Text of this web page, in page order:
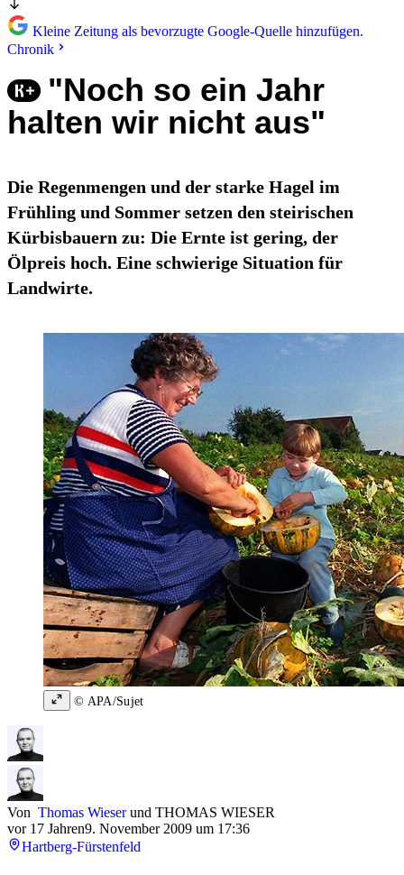
Kleine Zeitung als bevorzugte Google-Quelle hinzufügen.
Chronik
"Noch so ein Jahr
halten wir nicht aus"
Die Regenmengen und der starke Hagel im
Frühling und Sommer setzen den steirischen
Kürbisbauern zu: Die Ernte ist gering, der
Ölpreis hoch. Eine schwierige Situation für
Landwirte.
© APA/Sujet
Von Thomas Wieserund THOMAS WIESER
vor 17 Jahren9. November 2009 um 17:36
Hartberg-Fürstenfeld